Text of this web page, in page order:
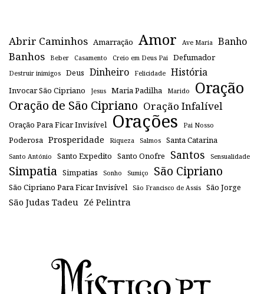
Abrir Caminhos Amarração Amor Ave Maria Banho
Banhos Beber Casamento Creio em Deus Pai Defumador
Destruir inimigos Deus Dinheiro Felicidade História
Invocar São Cipriano Jesus Maria Padilha Marido Oração
Oração de São Cipriano Oração Infalível
Oração Para Ficar Invisível Orações Pai Nosso
Poderosa Prosperidade Riqueza Salmos Santa Catarina
Santo António Santo Expedito Santo Onofre Santos Sensualidade
Simpatia Simpatias Sonho Sumiço São Cipriano
São Cipriano Para Ficar Invisível São Francisco de Assis São Jorge
São Judas Tadeu Zé Pelintra